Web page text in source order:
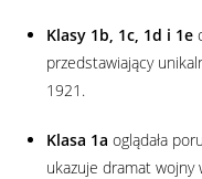
Klasy 1b, 1c, 1d i 1e
przedstawiający
1921.
Klasa 1a oglądała
ukazuje dramat wojny